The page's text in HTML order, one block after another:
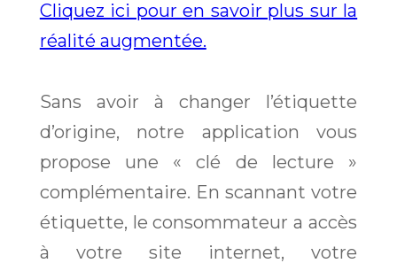
Cliquez ici pour en savoir plus sur la
réalité augmentée.
Sans avoir à changer l’étiquette
d’origine, notre application vous
propose une « clé de lecture »
complémentaire. En scannant votre
étiquette, le consommateur a accès
à votre site internet, votre